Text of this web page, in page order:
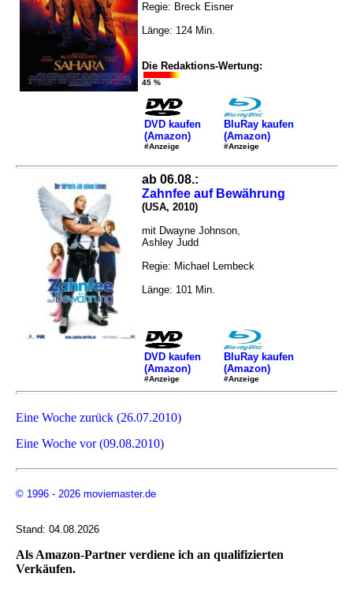
Regie: Breck Eisner
Länge: 124 Min.
Die Redaktions-Wertung:
45 %
DVD kaufen
(Amazon)
#Anzeige
BluRay kaufen
(Amazon)
#Anzeige
ab 06.08.:
Zahnfee auf Bewährung
(USA, 2010)
mit Dwayne Johnson,
Ashley Judd
Regie: Michael Lembeck
Länge: 101 Min.
DVD kaufen
(Amazon)
#Anzeige
BluRay kaufen
(Amazon)
#Anzeige
Eine Woche zurück (26.07.2010)
Eine Woche vor (09.08.2010)
© 1996 - 2026 moviemaster.de
Stand: 04.08.2026
Als Amazon-Partner verdiene ich an qualifizierten
Verkäufen.